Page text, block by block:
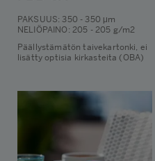
PAKSUUS: 350 - 350 μm
NELIÖPAINO : 205 - 205 g/m2
Päällystämätön taivekartonki, ei
lisätty optisia kirkasteita (OBA)